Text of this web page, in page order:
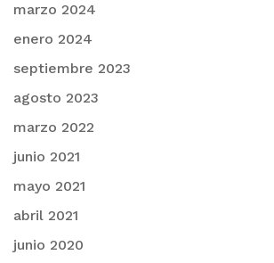
marzo 2024
enero 2024
septiembre 2023
agosto 2023
marzo 2022
junio 2021
mayo 2021
abril 2021
junio 2020